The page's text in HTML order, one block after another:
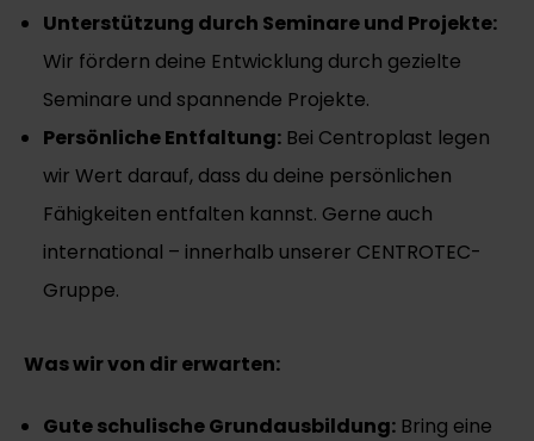
Unterstützung durch Seminare und Projekte:
Wir fördern deine Entwicklung durch gezielte
Seminare und spannende Projekte.
Persönliche Entfaltung: Bei Centroplast legen
wir Wert darauf, dass du deine persönlichen
Fähigkeiten entfalten kannst. Gerne auch
international – innerhalb unserer CENTROTEC-
Gruppe.
Was wir von dir erwarten:
Gute schulische Grundausbildung: Bring eine